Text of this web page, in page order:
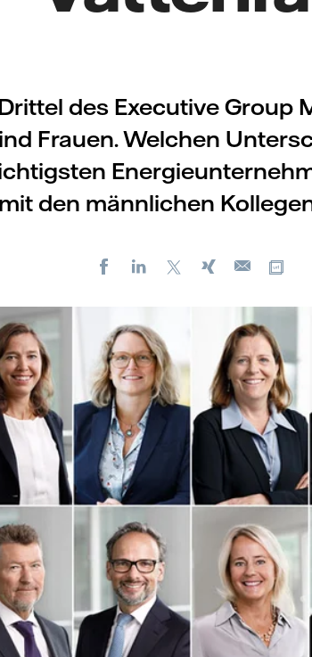
des Executive Group
Frauen. Welchen
den männlichen
FacebookLinkedIn Xing
E-